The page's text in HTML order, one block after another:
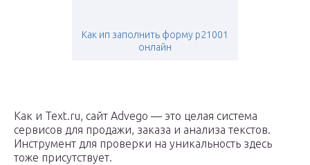
Как ип заполнить форму р21001
онлайн
Как и Text.ru, сайт Advego — это целая система
сервисов для продажи, заказа и анализа текстов.
Инструмент для проверки на уникальность здесь
тоже присутствует.